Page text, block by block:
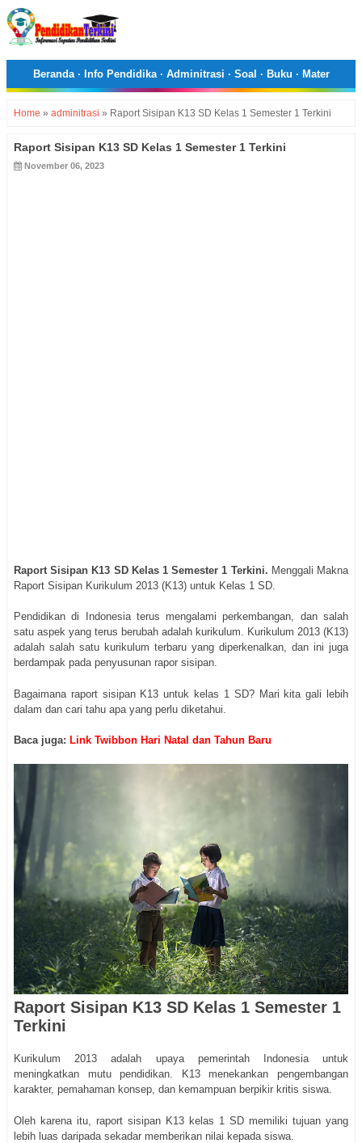
Beranda· Info Pendidika· Adminitrasi · Soal · Buku · Mater
Home » adminitrasi » Raport Sisipan K13 SD Kelas 1 Semester 1 Terkini
Raport Sisipan K13 SD Kelas 1 Semester 1 Terkini
November 06, 2023
Raport Sisipan K13 SD Kelas 1 Semester 1 Terkini. Menggali Makna
Raport Sisipan Kurikulum 2013 (K13) untuk Kelas 1 SD.
Pendidikan di Indonesia terus mengalami perkembangan, dan salah
satu aspek yang terus berubah adalah kurikulum. Kurikulum 2013 (K13)
adalah salah satu kurikulum terbaru yang diperkenalkan, dan ini juga
berdampak pada penyusunan rapor sisipan.
Bagaimana raport sisipan K13 untuk kelas 1 SD? Mari kita gali lebih
dalam dan cari tahu apa yang perlu diketahui.
Baca juga: Link Twibbon Hari Natal dan Tahun Baru
Raport Sisipan K13 SD Kelas 1 Semester 1
Terkini
Kurikulum 2013 adalah upaya pemerintah Indonesia untuk
meningkatkan mutu pendidikan. K13 menekankan pengembangan
karakter, pemahaman konsep, dan kemampuan berpikir kritis siswa.
Oleh karena itu, raport sisipan K13 kelas 1 SD memiliki tujuan yang
lebih luas daripada sekadar memberikan nilai kepada siswa.